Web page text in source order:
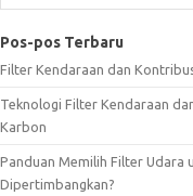
Pos-pos Terbaru
Filter Kendaraan dan
Teknologi Filter Kendaraan
Karbon
Panduan Memilih Filter Udara
Dipertimbangkan?